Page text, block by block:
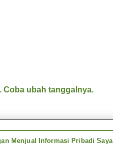
Coba ubah tanggalnya.
Menjual Informasi Pribadi Saya